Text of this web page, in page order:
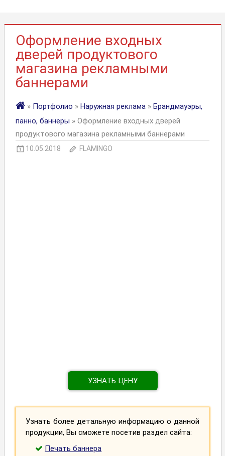
Оформление входных
дверей продуктового
магазина рекламными
баннерами
» Портфолио » Наружная реклама » Брандмауэры,
панно, баннеры » Оформление входных дверей
продуктового магазина рекламными баннерами
10.05.2018 FLAMINGO
УЗНАТЬ ЦЕНУ
Узнать более детальную информацию о данной
продукции, Вы сможете посетив раздел сайта:
Печать баннера